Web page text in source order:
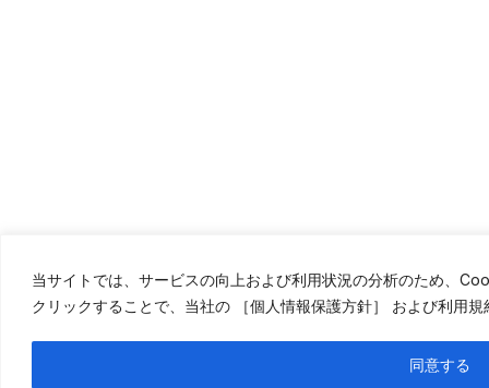
当サイトでは、サービスの向上および利用状況の分析のため、
クリックすることで、当社の
［個人情報保護方針］ および利用
同意する